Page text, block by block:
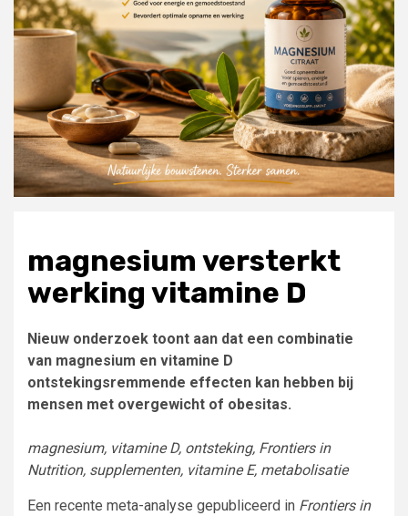
magnesium versterkt
werking vitamine D
Nieuw onderzoek toont aan dat een combinatie
van magnesium en vitamine D
ontstekingsremmende effecten kan hebben bij
mensen met overgewicht of obesitas.
magnesium, vitamine D, ontsteking, Frontiers in
Nutrition, supplementen, vitamine E, metabolisatie
Een recente meta-analyse gepubliceerd in Frontiers in